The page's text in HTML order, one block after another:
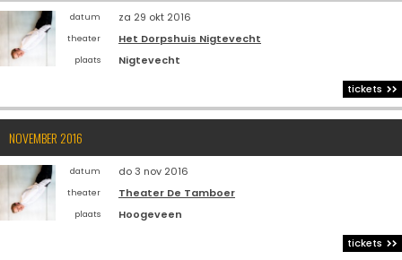
datum za 29 okt 2016
theater Het Dorpshuis Nigtevecht
plaats
Nigtevecht
tickets
NOVEMBER 2016
datum do 3 nov 2016
theater Theater De Tamboer
plaats
Hoogeveen
tickets